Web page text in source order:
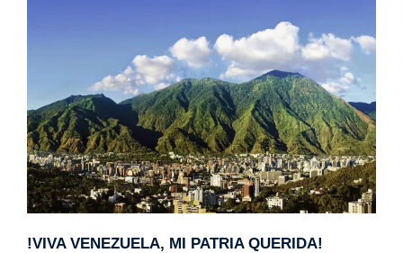
!VIVA VENEZUELA, MI PATRIA QUERIDA!